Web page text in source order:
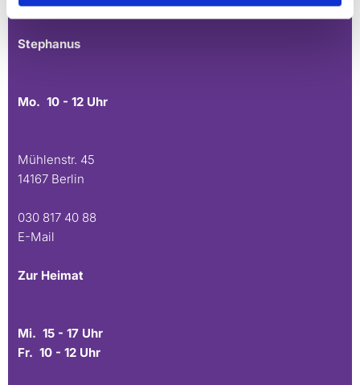
E-Mail
Stephanus
Mo. 10 - 12 Uhr
Mühlenstr. 45
14167 Berlin
030 817 40 88
E-Mail
Zur Heimat
Mi. 15 - 17 Uhr
Fr. 10 - 12 Uhr